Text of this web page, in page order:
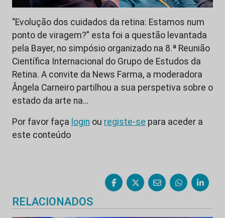
“Evolução dos cuidados da retina: Estamos num
ponto de viragem?” esta foi a questão levantada
pela Bayer, no simpósio organizado na 8.ª Reunião
Científica Internacional do Grupo de Estudos da
Retina. A convite da News Farma, a moderadora
Ângela Carneiro partilhou a sua perspetiva sobre o
estado da arte na…
Por favor faça login ou registe-se para aceder a
este conteúdo
RELACIONADOS